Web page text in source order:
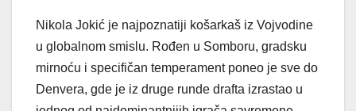
Nikola Jokić je najpoznatiji košarkaš iz Vojvodine
u globalnom smislu. Rođen u Somboru, gradsku
mirnoću i specifičan temperament poneo je sve do
Denvera, gde je iz druge runde drafta izrastao u